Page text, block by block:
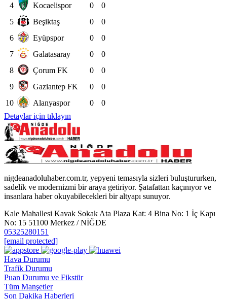
4
Kocaelispor 0
0
5
Beşiktaş 0
0
6
Eyüpspor 0
0
7
Galatasaray 0
0
8
Çorum FK 0
0
9
Gaziantep FK 0
0
10
Alanyaspor 0
0
Detaylar için tıklayın
nigdeanadoluhaber.com.tr, yepyeni temasıyla sizleri buluştururken,
sadelik ve modernizmi bir araya getiriyor. Şatafattan kaçınıyor ve
insanlara haber okuyabilecekleri bir altyapı sunuyor.
Kale Mahallesi Kavak Sokak Ata Plaza Kat: 4 Bina No: 1 İç Kapı
No: 15 51100 Merkez / NİĞDE
05325280151
[email protected]
Hava Durumu
Trafik Durumu
Puan Durumu ve Fikstür
Tüm Manşetler
Son Dakika Haberleri